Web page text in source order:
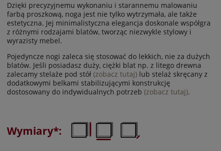
Dzięki precyzyjnemu wykonaniu i starannemu malowaniu
farbą proszkową, noga jest nie tylko wytrzymała, ale także
estetyczna. Jej minimalistyczna elegancja doskonale współgra
z różnymi rodzajami blatów, tworząc niezwykle stylowy i
wyrazisty mebel.
Pojedyncze nogi zaleca się stosować do lekkich, nie za dużych
blatów. Jeśli posiadasz duży, ciężki blat np. z litego drewna
zalecamy stelaże pod stół (zobacz tutaj) lub stelaż skręcany z
dodatkowymi belkami stabilizującymi konstrukcję
dostosowany do indywidualnych potrzeb (zobacz tutaj).
Wymiary*: